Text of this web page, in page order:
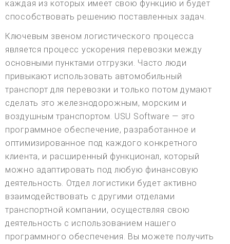
каждая из которых имеет свою функцию и будет
способствовать решению поставленных задач.
Ключевым звеном логистического процесса
является процесс ускорения перевозки между
основными пунктами отгрузки. Часто люди
привыкают использовать автомобильный
транспорт для перевозки и только потом думают
сделать это железнодорожным, морским и
воздушным транспортом. USU Software — это
программное обеспечение, разработанное и
оптимизированное под каждого конкретного
клиента, и расширенный функционал, который
можно адаптировать под любую финансовую
деятельность. Отдел логистики будет активно
взаимодействовать с другими отделами
транспортной компании, осуществляя свою
деятельность с использованием нашего
программного обеспечения. Вы можете получить